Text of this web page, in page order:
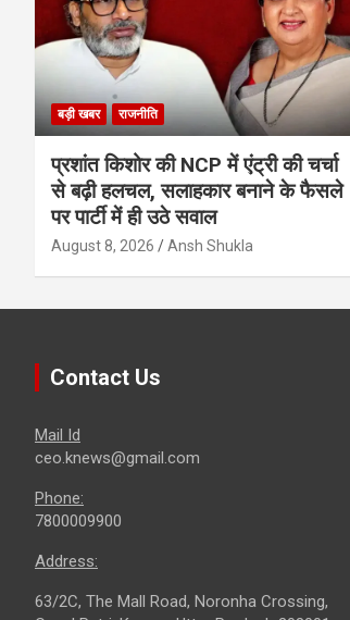
बड़ी खबर राजनीति
प्रशांत किशोर की NCP में एंट्री की चर्चा
से बढ़ी हलचल, सलाहकार बनाने के फैसले
पर पार्टी में ही उठे सवाल
August 8, 2026 Ansh Shukla
Contact Us
Mail Id
ceo.knews@gmail.com
Phone:
7800009900
Address:
63/2C, The Mall Road, Noronha Crossing,